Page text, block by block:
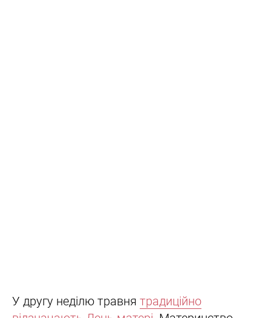
У другу неділю травня традиційно